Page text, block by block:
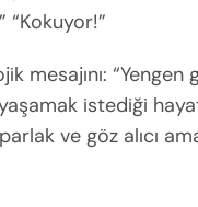
“Kokuyor!”
mesajını: “Yengen
istediği
ve göz alıcı